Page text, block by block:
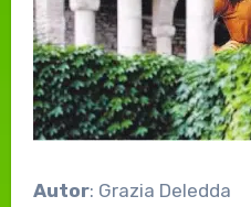
Autor: Grazia Deledda